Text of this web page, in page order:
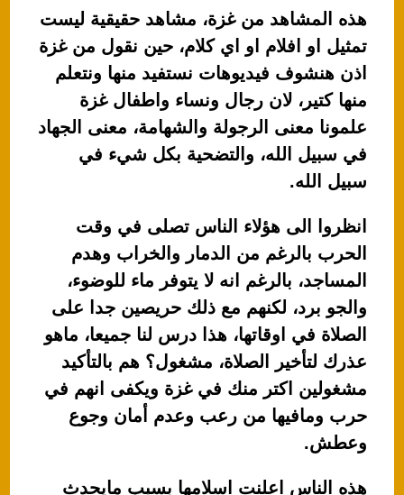
هذه المشاهد من غزة، مشاهد حقيقية ليست
تمثيل او افلام او اي كلام، حين نقول من غزة
اذن هنشوف فيديوهات نستفيد منها ونتعلم
منها كتير، لان رجال ونساء واطفال غزة
علمونا معنى الرجولة والشهامة، معنى الجهاد
في سبيل الله، والتضحية بكل شيء في
سبيل الله.
انظروا الى هؤلاء الناس تصلى في وقت
الحرب بالرغم من الدمار والخراب وهدم
المساجد، بالرغم انه لا يتوفر ماء للوضوء،
والجو برد، لكنهم مع ذلك حريصين جدا على
الصلاة في اوقاتها، هذا درس لنا جميعا، ماهو
عذرك لتأخير الصلاة، مشغول؟ هم بالتأكيد
مشغولين اكتر منك في غزة ويكفى انهم في
حرب ومافيها من رعب وعدم أمان وجوع
وعطش.
هذه الناس اعلنت اسلامها بسبب مايحدث